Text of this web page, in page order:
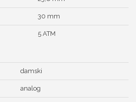
30 mm
5 ATM
damski
analog